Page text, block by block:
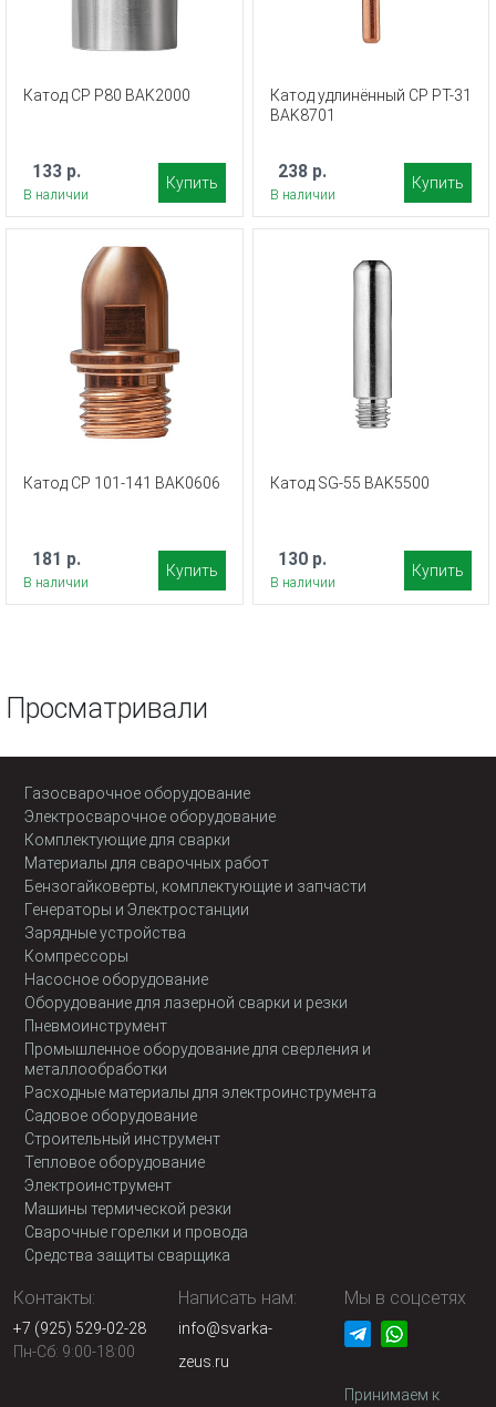
Катод CP P80 BAK2000
133 р.
В наличии
Купить
Катод удлинённый CP PT-31
BAK8701
238 р.
В наличии
Купить
Катод CP 101-141 BAK0606
181 р.
В наличии
Купить
Катод SG-55 BAK5500
130 р.
В наличии
Купить
Просматривали
Газосварочное оборудование
Электросварочное оборудование
Комплектующие для сварки
Материалы для сварочных работ
Бензогайковерты, комплектующие и запчасти
Генераторы и Электростанции
Зарядные устройства
Компрессоры
Насосное оборудование
Оборудование для лазерной сварки и резки
Пневмоинструмент
Промышленное оборудование для сверления и
металлообработки
Расходные материалы для электроинструмента
Садовое оборудование
Строительный инструмент
Тепловое оборудование
Электроинструмент
Машины термической резки
Сварочные горелки и провода
Средства защиты сварщика
Контакты:
+7 (925) 529-02-28
Пн-Сб: 9:00-18:00
Написать нам:
info@svarka-
zeus.ru
Мы в соцсетях
Принимаем к